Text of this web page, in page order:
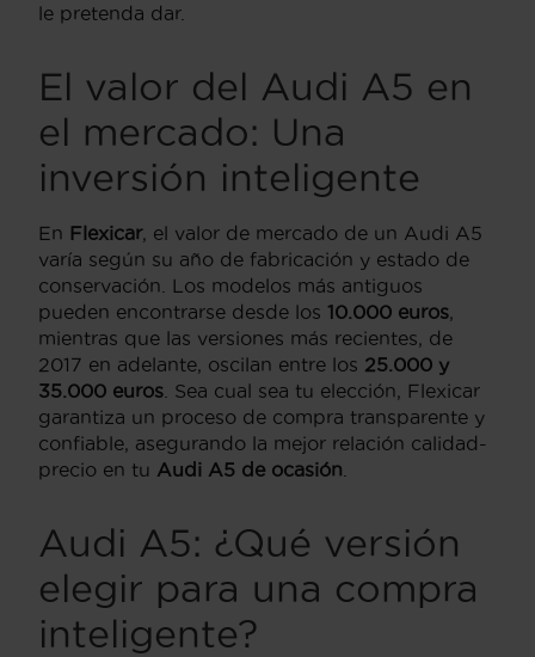
le pretenda dar.
El valor del Audi A5 en
el mercado: Una
inversión inteligente
En Flexicar, el valor de mercado de un Audi A5
varía según su año de fabricación y estado de
conservación. Los modelos más antiguos
pueden encontrarse desde los 10.000 euros
mientras que las versiones más recientes, de
2017 en adelante, oscilan entre los 25.000 y
35.000 euros . Sea cual sea tu elección, Flexicar
garantiza un proceso de compra transparente y
confiable, asegurando la mejor relación calidad-
precio en tu Audi A5 de ocasión
Audi A5: ¿Qué versión
elegir para una compra
inteligente?